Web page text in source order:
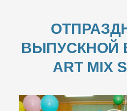
ВЫПУСКНОЙ
ART MIX